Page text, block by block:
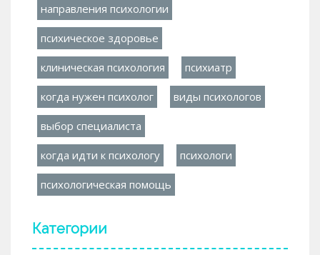
направления психологии
психическое здоровье
клиническая психология психиатр
когда нужен психолог виды психологов
выбор специалиста
когда идти к психологу психологи
психологическая помощь
Категории